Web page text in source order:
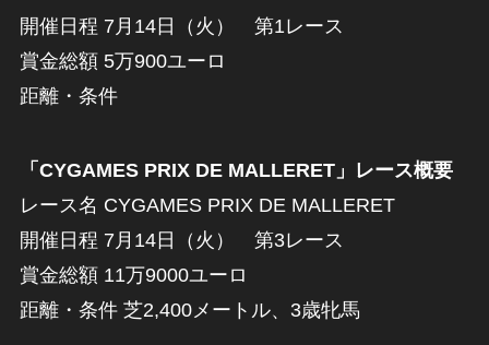
開催日程 7月14日（火） 第1レース
賞金総額 5万900ユーロ
距離・条件
「CYGAMES PRIX DE MALLERET」レース概要
レース名 CYGAMES PRIX DE MALLERET
開催日程 7月14日（火） 第3レース
賞金総額 11万9000ユーロ
距離・条件 芝2,400メートル、3歳牝馬